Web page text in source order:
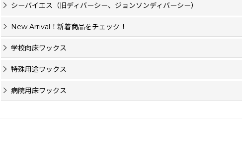
シーバイエス（旧ディバーシー、ジョンソンディバーシー）
New Arrival！新着商品をチェック！
学校向床ワックス
特殊用途ワックス
病院用床ワックス